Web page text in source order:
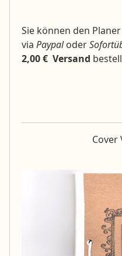
Sie können den
via Paypaloder
2,00 € Versand
Cover